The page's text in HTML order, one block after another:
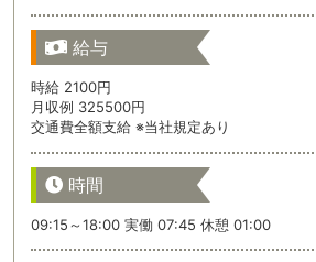
給与
時給 2100円
月収例 325500円
交通費全額支給 ※当社規定あり
時間
09:15～18:00 実働 07:45 休憩 01:00